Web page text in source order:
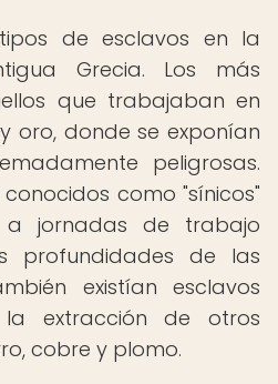
de esclavos en la
Grecia. Los más
que trabajaban en
oro, donde se exponían
peligrosas.
como "sínicos"
jornadas de trabajo
profundidades de las
existían esclavos
la extracción de otros
cobre y plomo.